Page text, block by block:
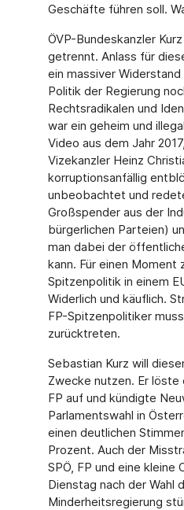
Geschäfte führen soll.
ÖVP-Bundeskanzler
getrennt. Anlass für
ein massiver
Politik der Regierung
Rechtsradikalen und
war ein geheim und
Video aus dem Jahr
Vizekanzler Heinz
korruptionsanfällig
unbeobachtet und
Großspender aus der
bürgerlichen Parteien)
man dabei der
kann. Für einen Moment
Spitzenpolitik in einem
Widerlich und käuflich.
FP-Spitzenpolitiker
zurücktreten.
Sebastian Kurz will
Zwecke nutzen. Er löste
FP auf und kündigte
Parlamentswahl in
einen deutlichen
Prozent. Auch der
SPÖ, FP und eine kleine
Dienstag nach der Wahl
Minderheitsregierung